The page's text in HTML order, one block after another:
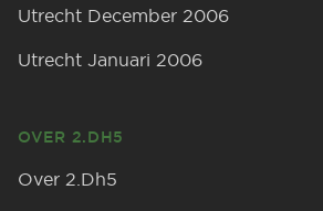
Utrecht December 2006
Utrecht Januari 2006
OVER 2.DH5
Over 2.Dh5